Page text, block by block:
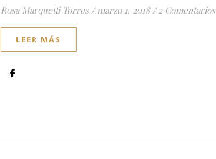
Rosa Marquetti Torres / marzo 1, 2018 / 2 Comentarios
LEER MÁS